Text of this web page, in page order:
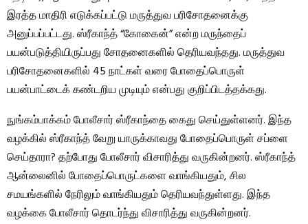
இரத்த மாதிரி எடுக்கப்பட்டு மருத்துவ பரிசோதனைக்கு
அனுப்பப்பட்டது. ஸ்ரீகாந்த் “கோகைன்” என்ற மருந்தைப்
பயன்படுத்தியிருப்பது சோதனைகளில் தெரியவந்தது. மருத்துவ
பரிசோதனைகளில் 45 நாட்கள் வரை போதைப்பொருள்
பயன்பாட்டைக் கண்டறிய முடியும் என்பது குறிப்பிடத்தக்கது.
நுங்கம்பாக்கம் போலீசார் ஸ்ரீகாந்தை கைது செய்துள்ளனர். இந்த
வழக்கில் ஸ்ரீகாந்த் வேறு யாருக்காவது போதைப்பொருள் சப்ளை
செய்தாரா? தற்போது போலீசார் விசாரித்து வருகின்றனர். ஸ்ரீகாந்த்
ஆன்லைனில் போதைப்பொருட்களை வாங்கியதும், சில
சமயங்களில் நேரிலும் வாங்கியதும் தெரியவந்துள்ளது. இந்த
வழக்கை போலீசார் தொடர்ந்து விசாரித்து வருகின்றனர்.